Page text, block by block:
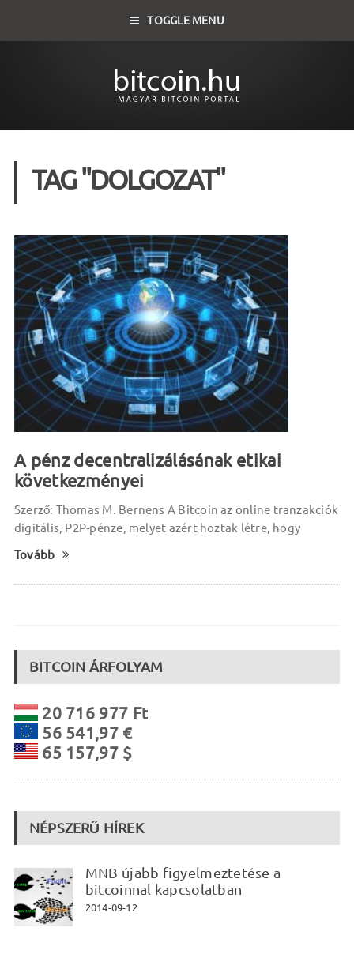
TOGGLE MENU
TAG "DOLGOZAT"
A pénz decentralizálásának etikai
következményei
Szerző: Thomas M. Bernens A Bitcoin az online tranzakciók
digitális, P2P-pénze, melyet azért hoztak létre, hogy
Tovább
BITCOIN ÁRFOLYAM
20 716 977 Ft
56 541,97 €
65 157,97 $
NÉPSZERŰ HÍREK
MNB újabb figyelmeztetése a
bitcoinnal kapcsolatban
2014-09-12